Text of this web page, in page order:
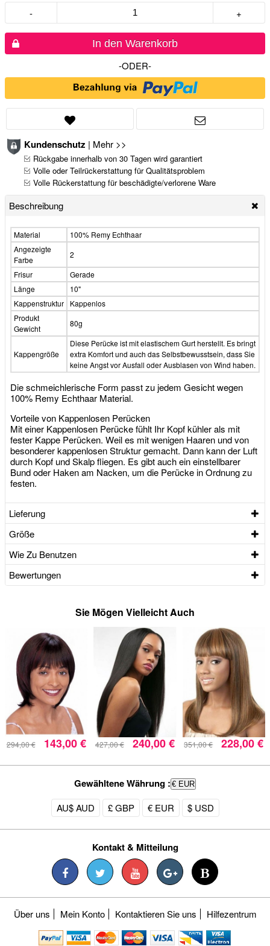
- +
In den Warenkorb
-ODER-
Kundenschutz | Mehr >>
Rückgabe innerhalb von 30 Tagen wird garantiert
Volle oder Teilrückerstattung für Qualitätsproblem
Volle Rückerstattung für beschädigte/verlorene Ware
Beschreibung
Material
100% Remy Echthaar
Angezeigte
Farbe
2
Frisur
Gerade
Länge
10"
Kappenstruktur
Kappenlos
Produkt
Gewicht
80g
Kappengröße
Diese Perücke ist mit elastischem Gurt herstellt. Es bringt
extra Komfort und auch das Selbstbewusstsein, dass Sie
keine Angst vor Ausfall oder Ausblasen von Wind haben.
Die schmeichlerische Form passt zu jedem Gesicht wegen
100% Remy Echthaar Material.
Vorteile von Kappenlosen Perücken
Mit einer Kappenlosen Perücke fühlt Ihr Kopf kühler als mit
fester Kappe Perücken. Weil es mit wenigen Haaren und von
besonderer kappenlosen Struktur gemacht. Dann kann der Luft
durch Kopf und Skalp fliegen. Es gibt auch ein einstellbarer
Bund oder Haken am Nacken, um die Perücke in Ordnung zu
festen.
Lieferung
Größe
Wie Zu Benutzen
Bewertungen
Sie Mögen Vielleicht Auch
294,00 € 143,00 € 427,00 € 240,00 € 351,00 € 228,00 €
Gewähltene Währung : € EUR
AU$ AUD £ GBP € EUR $ USD
Kontakt & Mitteilung
Über uns Mein Konto Kontaktieren Sie uns Hilfezentrum